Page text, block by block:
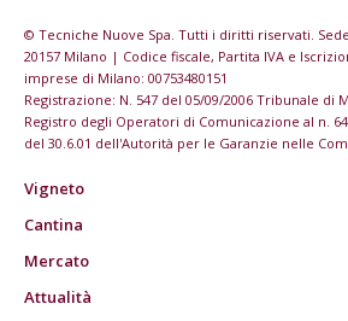
© Tecniche Nuove Spa. Tutti i diritti riservati.
20157 Milano | Codice fiscale, Partita IVA e
imprese di Milano: 00753480151
Registrazione: N. 547 del 05/09/2006 Tribunale di
Registro degli Operatori di Comunicazione al n.
del 30.6.01 dell'Autorità per le Garanzie nelle
Vigneto
Cantina
Mercato
Attualità